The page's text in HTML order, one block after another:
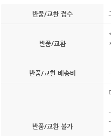
반품/교환 접수
반품/교환
반품/교환 배송비
반품/교환 불가